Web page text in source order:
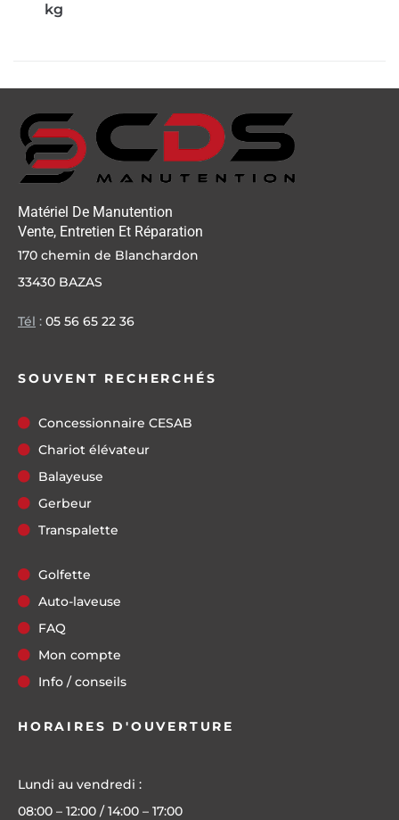
kg
Matériel De Manutention
Vente, Entretien Et Réparation
170 chemin de Blanchardon
33430 BAZAS
Tél : 05 56 65 22 36
SOUVENT RECHERCHÉS
Concessionnaire CESAB
Chariot élévateur
Balayeuse
Gerbeur
Transpalette
Golfette
Auto-laveuse
FAQ
Mon compte
Info / conseils
HORAIRES D'OUVERTURE
Lundi au vendredi :
08:00 – 12:00 / 14:00 – 17:00